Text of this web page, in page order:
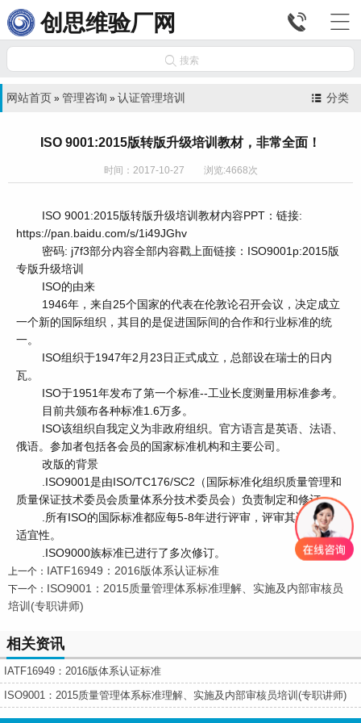
创思维验厂网 

 搜索
分类
网站首页 » 管理咨询 » 认证管理培训
ISO 9001:2015版转版升级培训教材，非常全面！
时间：2017-10-27 浏览:4668次
ISO 9001:2015版转版升级培训教材内容PPT：链接:
https://pan.baidu.com/s/1i49JGhv
密码: j7f3部分内容全部内容戳上面链接：ISO9001p:2015版
专版升级培训
ISO的由来
1946年，来自25个国家的代表在伦敦论召开会议，决定成立
一个新的国际组织，其目的是促进国际间的合作和行业标准的统
一。
ISO组织于1947年2月23日正式成立，总部设在瑞士的日内
瓦。
ISO于1951年发布了第一个标准--工业长度测量用标准参考。
目前共颁布各种标准1.6万多。
ISO该组织自我定义为非政府组织。官方语言是英语、法语、
俄语。参加者包括各会员的国家标准机构和主要公司。
改版的背景
.ISO9001是由ISO/TC176/SC2（国际标准化组织质量管理和
质量保证技术委员会质量体系分技术委员会）负责制定和修订
.所有ISO的国际标准都应每5-8年进行评审，评审其适用性和
适宜性。
.ISO9000族标准已进行了多次修订。
上一个： IATF16949：2016版体系认证标准
下一个： ISO9001：2015质量管理体系标准理解、实施及内部审核员
培训(专职讲师)​
相关资讯
IATF16949：2016版体系认证标准
ISO9001：2015质量管理体系标准理解、实施及内部审核员培训(专职讲师)​